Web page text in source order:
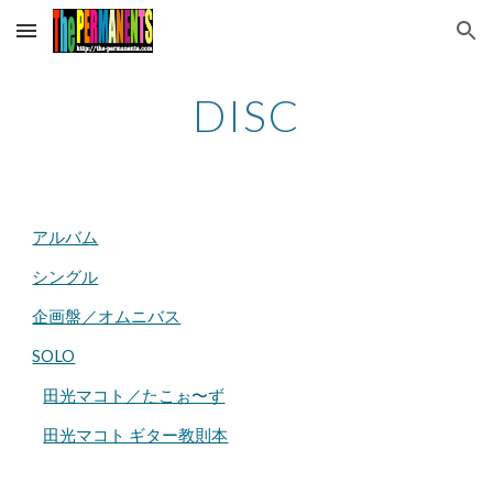
Skip to main content Skip to navigation
DISC
アルバム
シングル
企画盤／オムニバス
SOLO
田光マコト／たこぉ〜ず
田光マコト ギター教則本